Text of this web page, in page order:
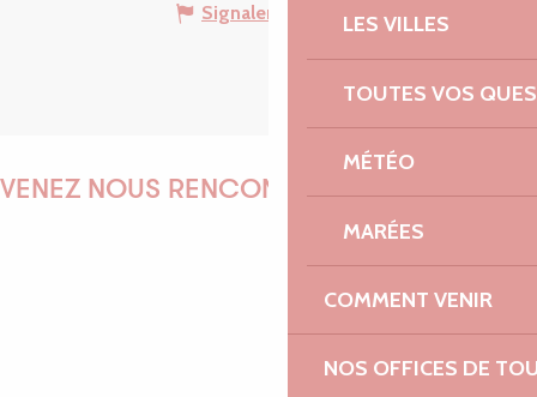
LES VILLES
TOUTES VOS
MÉTÉO
MARÉES
COMMENT VENIR
NOS OFFICES DE
Signaler une erreur
VENEZ NOUS RENCONTRER !
EMILIE